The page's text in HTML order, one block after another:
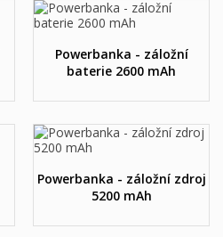
Powerbanka - záložní
baterie 2600 mAh
Powerbanka - záložní zdroj
5200 mAh